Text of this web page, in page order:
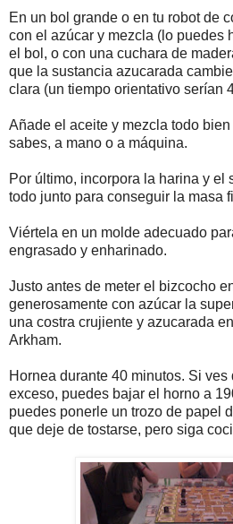
En un bol grande o en tu robot de
con el azúcar y mezcla (lo puedes
el bol, o con una cuchara de
que la sustancia azucarada
clara (un tiempo orientativo serían
Añade el aceite y mezcla todo
sabes, a mano o a máquina.
Por último, incorpora la harina y el
todo junto para conseguir la masa
Viértela en un molde adecuado
engrasado y enharinado.
Justo antes de meter el bizcocho
generosamente con azúcar la
una costra crujiente y azucarada
Arkham.
Hornea durante 40 minutos. Si
exceso, puedes bajar el horno a
puedes ponerle un trozo de papel
que deje de tostarse, pero siga